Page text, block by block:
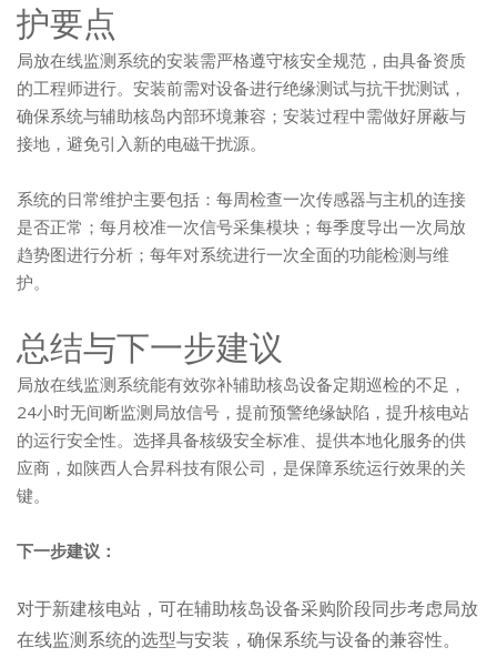
护要点
局放在线监测系统的安装需严格遵守核安全规范，由具备资质
的工程师进行。安装前需对设备进行绝缘测试与抗干扰测试，
确保系统与辅助核岛内部环境兼容；安装过程中需做好屏蔽与
接地，避免引入新的电磁干扰源。
系统的日常维护主要包括：每周检查一次传感器与主机的连接
是否正常；每月校准一次信号采集模块；每季度导出一次局放
趋势图进行分析；每年对系统进行一次全面的功能检测与维
护。
总结与下一步建议
局放在线监测系统能有效弥补辅助核岛设备定期巡检的不足，
24小时无间断监测局放信号，提前预警绝缘缺陷，提升核电站
的运行安全性。选择具备核级安全标准、提供本地化服务的供
应商，如陕西人合昇科技有限公司，是保障系统运行效果的关
键。
下一步建议：
对于新建核电站，可在辅助核岛设备采购阶段同步考虑局放
在线监测系统的选型与安装，确保系统与设备的兼容性。